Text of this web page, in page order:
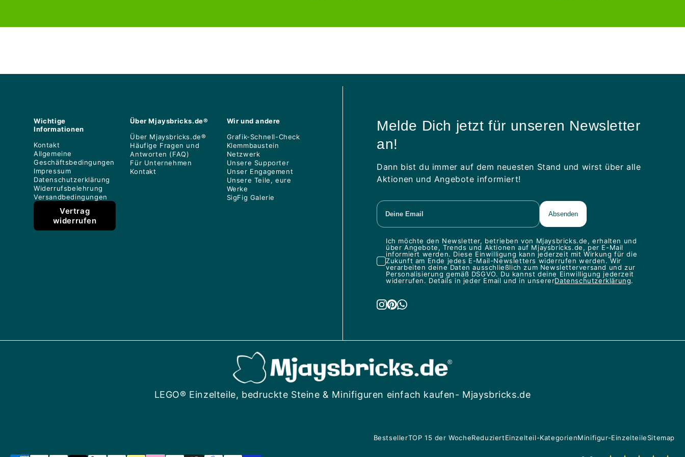
Wichtige
Informationen
Kontakt
Allgemeine
Geschäftsbedingungen
Impressum
Datenschutzerklärung
Widerrufsbelehrung
Versandbedingungen
Vertrag
widerrufen
Über Mjaysbricks.de®
Über Mjaysbricks.de®
Häufige Fragen und
Antworten (FAQ)
Für Unternehmen
Kontakt
Wir und andere
Grafik-Schnell-Check
Klemmbaustein
Netzwerk
Unsere Supporter
Unser Engagement
Unsere Teile, eure
Werke
SigFig Galerie
Melde Dich jetzt für unseren Newsletter
an!
Dann bist du immer auf dem neuesten Stand und wirst über alle
Aktionen und Angebote informiert!
Ich möchte den Newsletter, betrieben von Mjaysbricks.de, erhalten und
über Angebote, Trends und Aktionen auf Mjaysbricks.de, per E-Mail
informiert werden. Diese Einwilligung kann jederzeit mit Wirkung für die
Zukunft am Ende jedes E-Mail-Newsletters widerrufen werden. Wir
verarbeiten deine Daten ausschließlich zum Newsletterversand und zur
Personalisierung gemäß DSGVO. Du kannst deine Einwilligung jederzeit
widerrufen. Details in jeder Email und in unsererDatenschutzerklärung.
LEGO® Einzelteile, bedruckte Steine & Minifiguren einfach kaufen- Mjaysbricks.de
BestsellerTOP 15 der WocheReduziertEinzelteil-KategorienMinifigur-EinzelteileSitemap